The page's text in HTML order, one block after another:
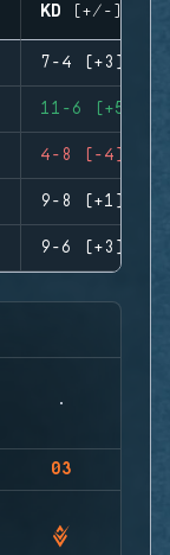
KD (+/-)
7-4 (+3)
11-6 (+5)
4-8 (-4)
9-8 (+1)
9-6 (+3)
03